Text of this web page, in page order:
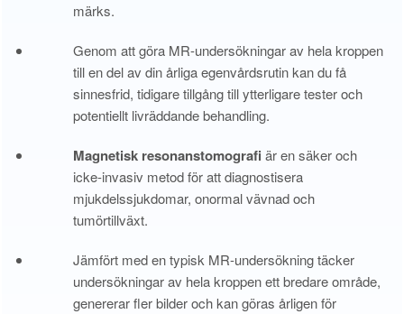
märks.
Genom att göra MR-undersökningar av hela kroppen
till en del av din årliga egenvårdsrutin kan du få
sinnesfrid, tidigare tillgång till ytterligare tester och
potentiellt livräddande behandling.
Magnetisk resonanstomografi är en säker och
icke-invasiv metod för att diagnostisera
mjukdelssjukdomar, onormal vävnad och
tumörtillväxt.
Jämfört med en typisk MR-undersökning täcker
undersökningar av hela kroppen ett bredare område,
genererar fler bilder och kan göras årligen för